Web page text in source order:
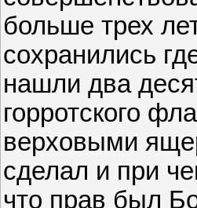
больше трех
сохранились
нашли два
горротского
верховыми
сделал и при
что прав был